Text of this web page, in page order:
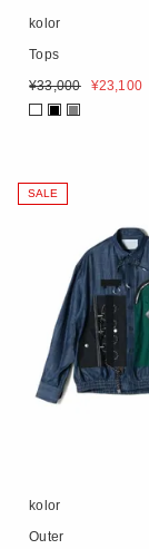
kolor
Tops
¥33,000 ¥23,100
SALE
kolor
Outer